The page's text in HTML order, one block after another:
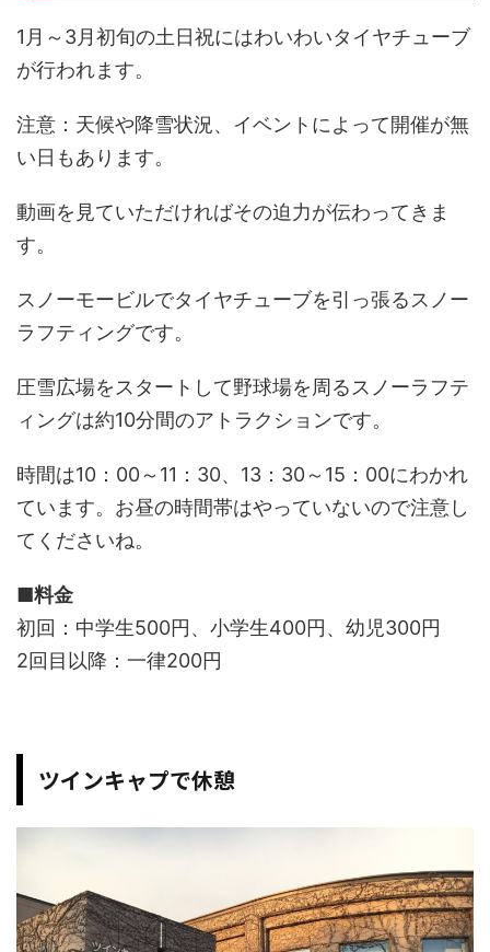
1月～3月初旬の土日祝にはわいわいタイヤチューブ
が行われます。
注意：天候や降雪状況、イベントによって開催が無
い日もあります。
動画を見ていただければその迫力が伝わってきま
す。
スノーモービルでタイヤチューブを引っ張るスノー
ラフティングです。
圧雪広場をスタートして野球場を周るスノーラフテ
ィングは約10分間のアトラクションです。
時間は10：00～11：30、13：30～15：00にわかれ
ています。お昼の時間帯はやっていないので注意し
てくださいね。
■料金
初回：中学生500円、小学生400円、幼児300円
2回目以降：一律200円
ツインキャプで休憩